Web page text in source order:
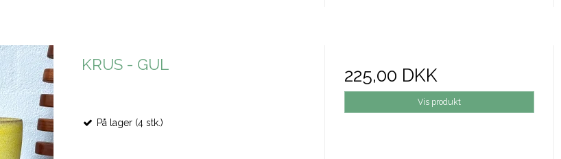
KRUS - GUL
På lager (4 stk.)
225,00 DKK
Vis produkt